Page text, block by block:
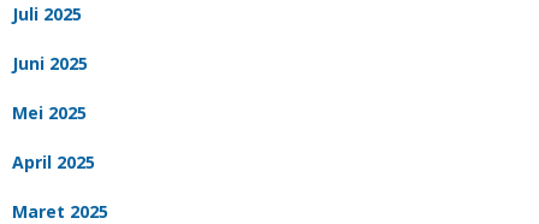
Juli 2025
Juni 2025
Mei 2025
April 2025
Maret 2025